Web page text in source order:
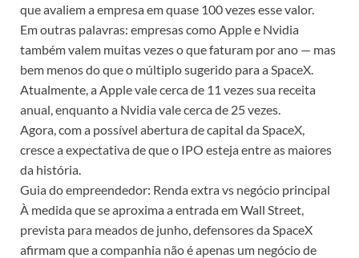
que avaliem a empresa em quase 100 vezes esse valor.
Em outras palavras: empresas como Apple e Nvidia
também valem muitas vezes o que faturam por ano — mas
bem menos do que o múltiplo sugerido para a SpaceX.
Atualmente, a Apple vale cerca de 11 vezes sua receita
anual, enquanto a Nvidia vale cerca de 25 vezes.
Agora, com a possível abertura de capital da SpaceX,
cresce a expectativa de que o IPO esteja entre as maiores
da história.
Guia do empreendedor: Renda extra vs negócio principal
À medida que se aproxima a entrada em Wall Street,
prevista para meados de junho, defensores da SpaceX
afirmam que a companhia não é apenas um negócio de